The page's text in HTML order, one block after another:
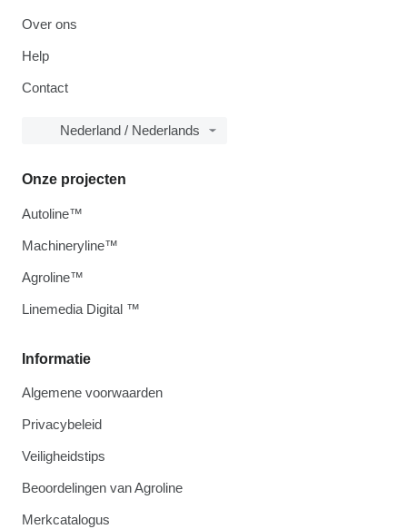
Over ons
Help
Contact
Nederland / Nederlands
Informatie
Algemene voorwaarden
Privacybeleid
Veiligheidstips
Beoordelingen van Agroline
Merkcatalogus
Onze projecten
Autoline™
Machineryline™
Agroline™
Linemedia Digital ™